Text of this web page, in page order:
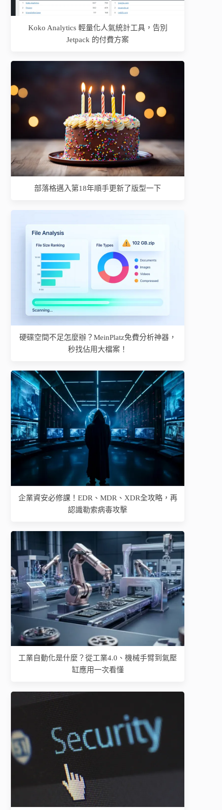
Koko Analytics 輕量化人氣統計工具，告別
Jetpack 的付費方案
部落格邁入第18年順手更新了版型一下
硬碟空間不足怎麼辦？MeinPlatz免費分析神器，
秒找佔用大檔案！
企業資安必修課！EDR、MDR、XDR全攻略，再
認識勒索病毒攻擊
工業自動化是什麼？從工業4.0、機械手臂到氣壓
缸應用一次看懂